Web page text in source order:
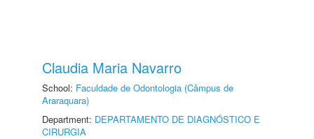
Claudia Maria Navarro
School: Faculdade de Odontologia (Câmpus de
Araraquara)
Department: DEPARTAMENTO DE DIAGNÓSTICO E
CIRURGIA